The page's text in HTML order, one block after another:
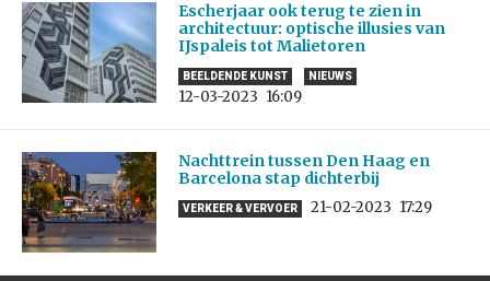
Escherjaar ook terug te zien in
architectuur: optische illusies van
IJspaleis tot Malietoren
BEELDENDE KUNST NIEUWS
12-03-2023 16:09
Nachttrein tussen Den Haag en
Barcelona stap dichterbij
VERKEER & VERVOER 21-02-2023 17:29